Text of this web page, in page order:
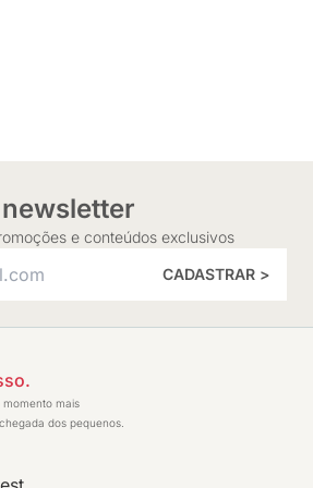
newsletter
e conteúdos exclusivos
CADASTRAR >
momento mais
dos pequenos.